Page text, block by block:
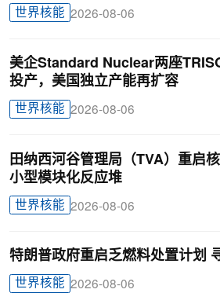
世界核能 2026-08-06
美企Standard Nuclear两座
投产，美国独立产能再扩容
世界核能 2026-08-06
田纳西河谷管理局（TVA）重启
小型模块化反应堆
世界核能 2026-08-06
特朗普政府重启乏燃料处置计划
世界核能 2026-08-06